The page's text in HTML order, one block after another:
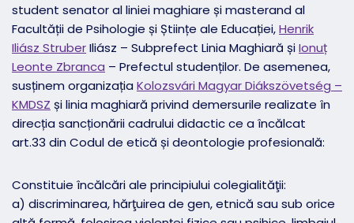
student senator al liniei maghiare și masterand al
Facultății de Psihologie și Științe ale Educației,Henrik
Iliász StruberIliász – Subprefect Linia Maghiară șiIonuț
Leonte Zbranca – Prefectul studenților. De asemenea,
susținem organizația Kolozsvári Magyar Diákszövetség –
KMDSZ și linia maghiară privind demersurile realizate în
direcția sancționării cadrului didactic ce a încălcat
art.33 din Codul de etică și deontologie profesională:
Constituie încălcări ale principiului colegialităţii:
a) discriminarea, hărţuirea de gen, etnică sau sub orice